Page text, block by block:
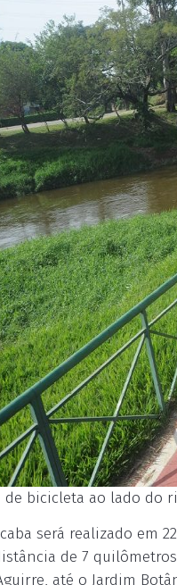
de bicicleta ao lado do
será realizado em
de 7
até o Jardim